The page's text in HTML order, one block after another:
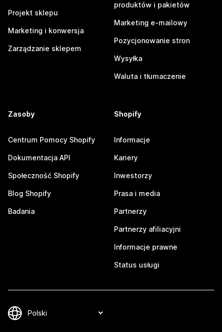
Projekt sklepu
Marketing i konwersja
Zarządzanie sklepem
produktów i pakietów
Marketing e-mailowy
Pozycjonowanie stron
Wysyłka
Waluta i tłumaczenie
Zasoby
Centrum Pomocy Shopify
Dokumentacja API
Społeczność Shopify
Blog Shopify
Badania
Shopify
Informacje
Kariery
Inwestorzy
Prasa i media
Partnerzy
Partnerzy afiliacyjni
Informacje prawne
Status usługi